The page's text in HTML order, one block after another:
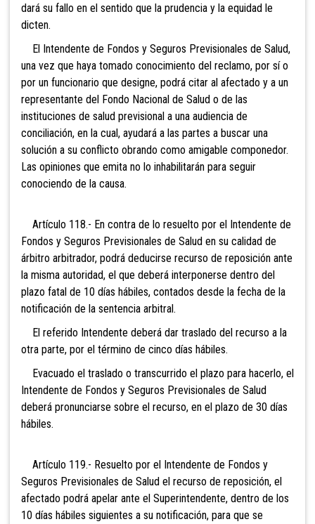
dará su fallo en el sentido que la prudencia y la equidad le
dicten.
El Intendente de Fondos y Seguros Previsionales de Salud,
una vez que haya tomado conocimiento del reclamo, por sí o
por un funcionario que designe, podrá citar al afectado y a un
representante del Fondo Nacional de Salud o de las
instituciones de salud previsional a una audiencia de
conciliación, en la cual, ayudará a las partes a buscar una
solución a su conflicto obrando como amigable componedor.
Las opiniones que emita no lo inhabilitarán para seguir
conociendo de la causa.
Artículo 118.- En contra de lo resuelto por el Intendente de
Fondos y Seguros Previsionales de Salud en su calidad de
árbitro arbitrador, podrá deducirse recurso de reposición ante
la misma autoridad, el que deberá interponerse dentro del
plazo fatal de 10 días hábiles, contados desde la fecha de la
notificación de la sentencia arbitral.
El referido Intendente deberá dar traslado del recurso a la
otra parte, por el término de cinco días hábiles.
Evacuado el traslado o transcurrido el plazo para hacerlo, el
Intendente de Fondos y Seguros Previsionales de Salud
deberá pronunciarse sobre el recurso, en el plazo de 30 días
hábiles.
Artículo 119.- Resuelto por el Intendente de Fondos y
Seguros Previsionales de Salud el recurso de reposición, el
afectado podrá apelar ante el Superintendente, dentro de los
10 días hábiles siguientes a su notificación, para que se